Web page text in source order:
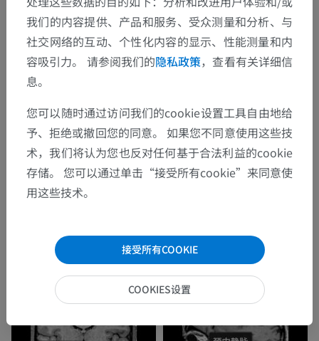
我们的内容提供、产品和服务、受众测量和分析、与
社交网络的互动、个性化内容的显示、性能测量和内
容吸引力。 请参阅我们的隐私政策，查看有关详细信
息。
您可以随时通过访问我们的cookie设置工具自由地给
予、拒绝或撤回您的同意。 如果您不同意使用这些技
术，我们将认为您也反对任何基于合法利益的cookie
存储。 您可以通过单击“接受所有cookie”来同意使
用这些技术。
接受所有COOKIE
COOKIES设置